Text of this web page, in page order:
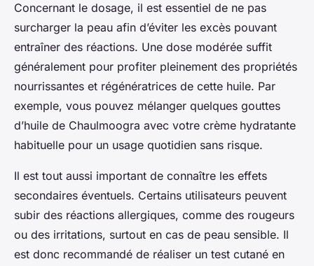
Concernant le dosage, il est essentiel de ne pas
surcharger la peau afin d’éviter les excès pouvant
entraîner des réactions. Une dose modérée suffit
généralement pour profiter pleinement des propriétés
nourrissantes et régénératrices de cette huile. Par
exemple, vous pouvez mélanger quelques gouttes
d’huile de Chaulmoogra avec votre crème hydratante
habituelle pour un usage quotidien sans risque.
Il est tout aussi important de connaître les effets
secondaires éventuels. Certains utilisateurs peuvent
subir des réactions allergiques, comme des rougeurs
ou des irritations, surtout en cas de peau sensible. Il
est donc recommandé de réaliser un test cutané en